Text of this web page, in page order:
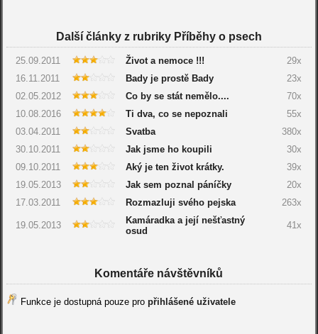
Další články z rubriky Příběhy o psech
25.09.2011 Život a nemoce !!!
29x
16.11.2011
Bady je prostě Bady
23x
02.05.2012
Co by se stát nemělo....
70x
10.08.2016
Ti dva, co se nepoznali
55x
03.04.2011
Svatba
380x
30.10.2011
Jak jsme ho koupili
30x
09.10.2011
Aký je ten život krátky.
39x
19.05.2013
Jak sem poznal páníčky
20x
17.03.2011
Rozmazluji svého pejska 263x
19.05.2013
Kamáradka a její nešťastný
osud
41x
Komentáře návštěvníků
Funkce je dostupná pouze pro přihlášené uživatele